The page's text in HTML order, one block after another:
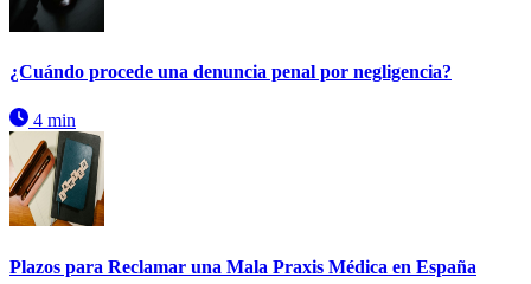
¿Cuándo procede una denuncia penal por negligencia?
4 min
Plazos para Reclamar una Mala Praxis Médica en España